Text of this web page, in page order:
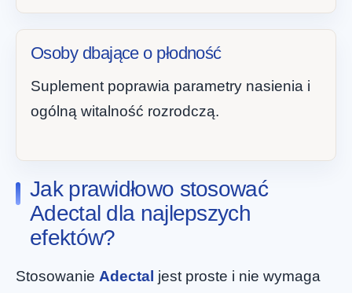
Osoby dbające o płodność
Suplement poprawia parametry nasienia i
ogólną witalność rozrodczą.
Jak prawidłowo stosować
Adectal dla najlepszych
efektów?
Stosowanie Adectal jest proste i nie wymaga